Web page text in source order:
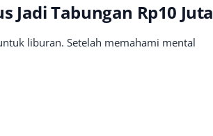
Jadi Tabungan Rp10 Juta
liburan. Setelah memahami mental